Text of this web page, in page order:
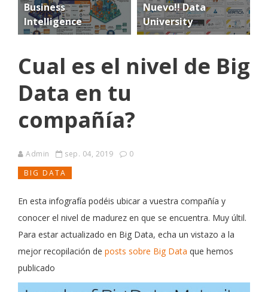
Business
Intelligence
Nuevo!! Data
University
Cual es el nivel de Big
Data en tu
compañía?
Admin sep. 04, 2019
0
BIG DATA
En esta infografía podéis ubicar a vuestra compañía y
conocer el nivel de madurez en que se encuentra. Muy últil.
Para estar actualizado en Big Data, echa un vistazo a la
mejor recopilación de posts sobre Big Data que hemos
publicado